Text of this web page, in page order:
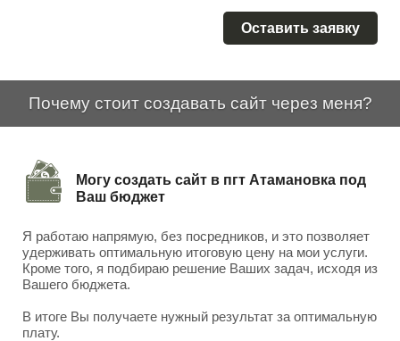
Оставить заявку
Почему стоит создавать сайт через меня?
Могу создать сайт в пгт Атамановка под
Ваш бюджет
Я работаю напрямую, без посредников, и это позволяет
удерживать оптимальную итоговую цену на мои услуги.
Кроме того, я подбираю решение Ваших задач, исходя из
Вашего бюджета.
В итоге Вы получаете нужный результат за оптимальную
плату.